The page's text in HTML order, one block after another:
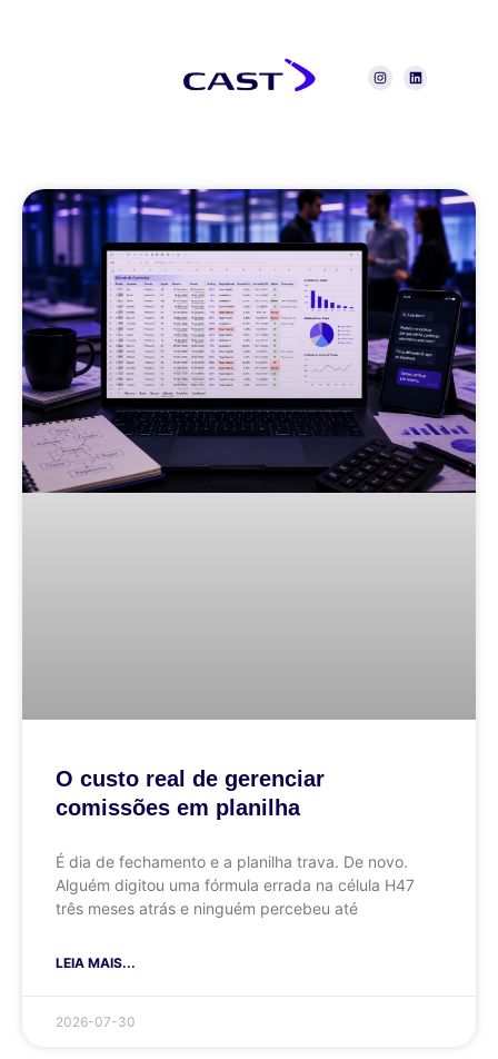
O custo real de gerenciar
comissões em planilha
É dia de fechamento e a planilha trava. De novo.
Alguém digitou uma fórmula errada na célula H47
três meses atrás e ninguém percebeu até
LEIA MAIS...
2026-07-30